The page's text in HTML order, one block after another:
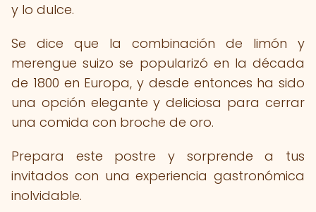
y lo dulce.
Se dice que la combinación de limón y
merengue suizo se popularizó en la década
de 1800 en Europa, y desde entonces ha sido
una opción elegante y deliciosa para cerrar
una comida con broche de oro.
Prepara este postre y sorprende a tus
invitados con una experiencia gastronómica
inolvidable.